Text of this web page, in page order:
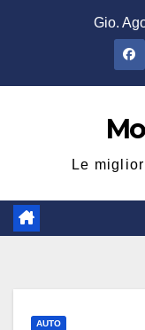
Gio.
Le
AUTO